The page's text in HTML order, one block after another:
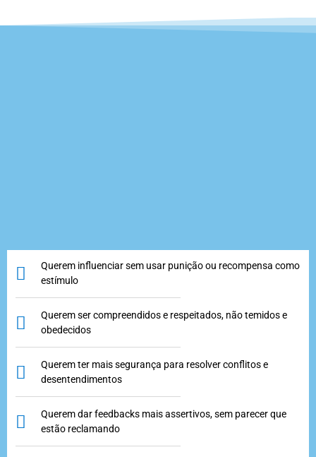
Querem influenciar sem usar punição ou recompensa como
estímulo
Querem ser compreendidos e respeitados, não temidos e
obedecidos
Querem ter mais segurança para resolver conflitos e
desentendimentos
Querem dar feedbacks mais assertivos, sem parecer que
estão reclamando